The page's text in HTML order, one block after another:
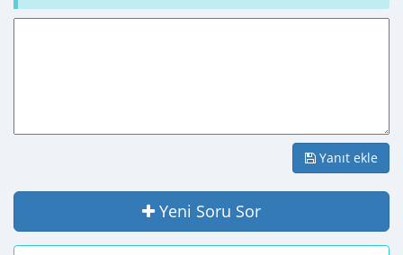
Yanıt ekle
Yeni Soru Sor